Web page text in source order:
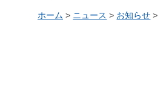
ホーム > ニュース > お知らせ >